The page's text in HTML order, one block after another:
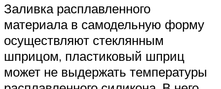
Заливка расплавленного
материала в самодельную форму
осуществляют стеклянным
шприцом, пластиковый шприц
может не выдержать температуры